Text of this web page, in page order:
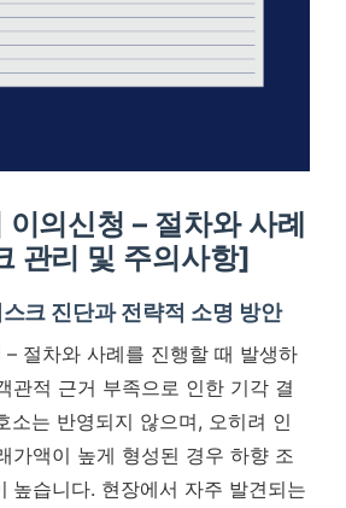
의신청 – 절차와 사례
관리 및 주의사항]
크 진단과 전략적 소명 방안
– 절차와 사례를 진행할 때 발생하
관적 근거 부족으로 인한 기각 결
소는 반영되지 않으며, 오히려 인
가액이 높게 형성된 경우 하향 조
높습니다. 현장에서 자주 발견되는